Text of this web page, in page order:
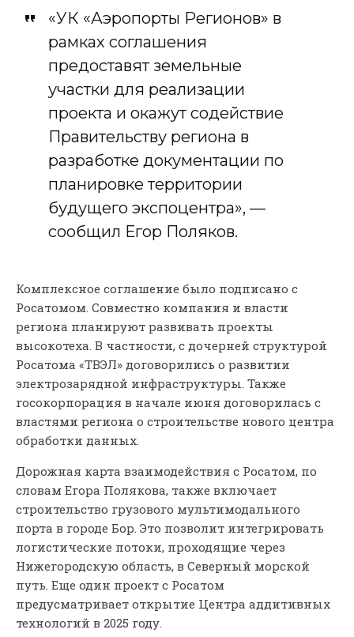
«УК «Аэропорты Регионов» в
рамках соглашения
предоставят земельные
участки для реализации
проекта и окажут содействие
Правительству региона в
разработке документации по
планировке территории
будущего экспоцентра», —
сообщил Егор Поляков.
Комплексное соглашение было подписано с
Росатомом. Совместно компания и власти
региона планируют развивать проекты
высокотеха. В частности, с дочерней структурой
Росатома «ТВЭЛ» договорились о развитии
электрозарядной инфраструктуры. Также
госокорпорация в начале июня договорилась с
властями региона о строительстве нового центра
обработки данных.
Дорожная карта взаимодействия с Росатом, по
словам Егора Полякова, также включает
строительство грузового мультимодального
порта в городе Бор. Это позволит интегрировать
логистические потоки, проходящие через
Нижегородскую область, в Северный морской
путь. Еще один проект с Росатом
предусматривает открытие Центра аддитивных
технологий в 2025 году.